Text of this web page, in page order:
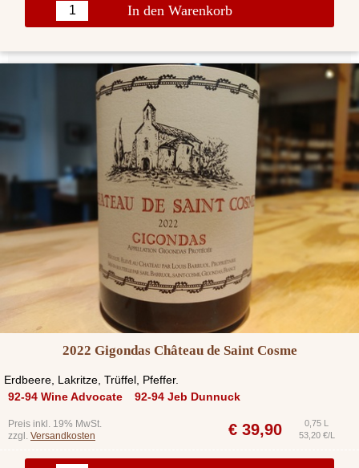
In den Warenkorb
2022 Gigondas Château de Saint Cosme
Erdbeere, Lakritze, Trüffel, Pfeffer.
92-94 Wine Advocate
92-94 Jeb Dunnuck
Preis inkl. 19% MwSt.
zzgl. Versandkosten € 39,90
0,75 L
53,20 €/L